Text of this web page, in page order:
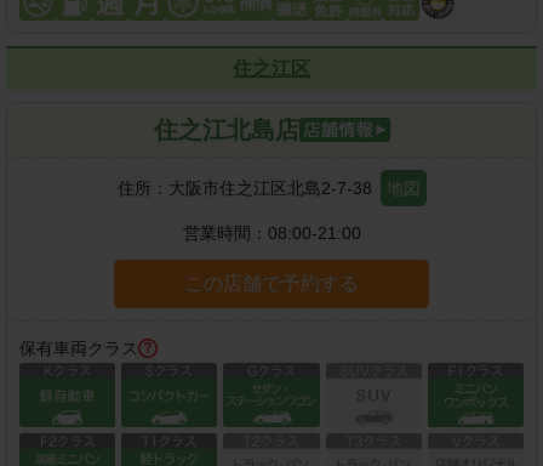
住之江区
住之江北島店
住所： 大阪市住之江区北島2-7-38 地図
営業時間： 08:00-21:00
この店舗で予約する
保有車両クラス